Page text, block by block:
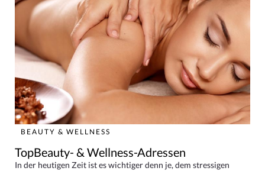
BEAUTY & WELLNESS
TopBeauty- & Wellness-Adressen
In der heutigen Zeit ist es wichtiger denn je, dem stressigen